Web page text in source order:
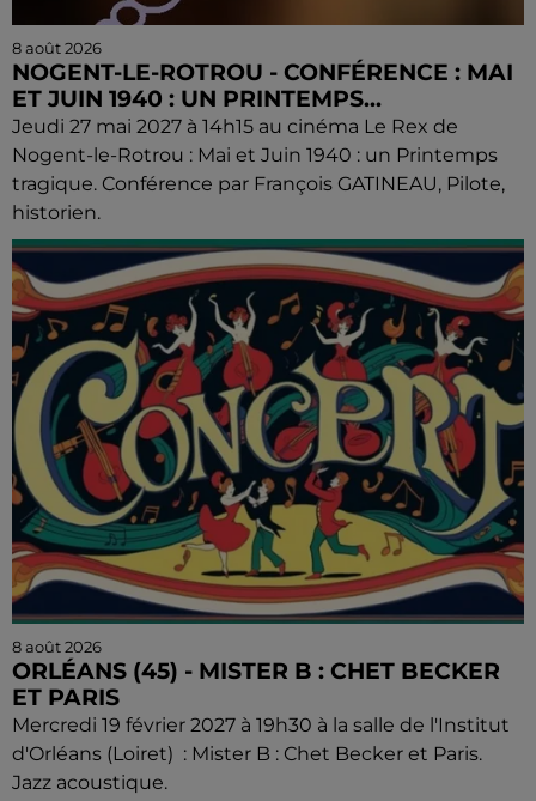
8 août 2026
NOGENT-LE-ROTROU - CONFÉRENCE : MAI
ET JUIN 1940 : UN PRINTEMPS...
Jeudi 27 mai 2027 à 14h15 au cinéma Le Rex de
Nogent-le-Rotrou : Mai et Juin 1940 : un Printemps
tragique. Conférence par François GATINEAU, Pilote,
historien.
8 août 2026
ORLÉANS (45) - MISTER B : CHET BECKER
ET PARIS
Mercredi 19 février 2027 à 19h30 à la salle de l'Institut
d'Orléans (Loiret) : Mister B : Chet Becker et Paris.
Jazz acoustique.